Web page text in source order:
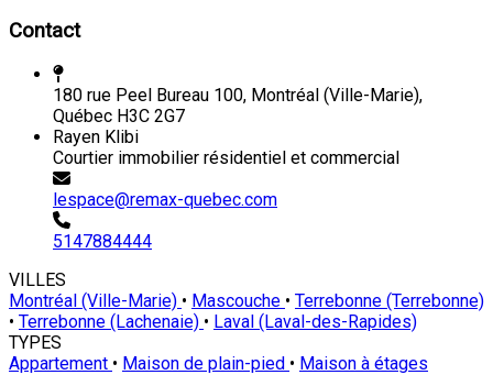
Contact
180 rue Peel Bureau 100, Montréal (Ville-Marie),
Québec H3C 2G7
Rayen Klibi
Courtier immobilier résidentiel et commercial
lespace@remax-quebec.com
5147884444
VILLES
Montréal (Ville-Marie) • Mascouche • Terrebonne (Terrebonne)
• Terrebonne (Lachenaie) • Laval (Laval-des-Rapides)
TYPES
Appartement • Maison de plain-pied • Maison à étages